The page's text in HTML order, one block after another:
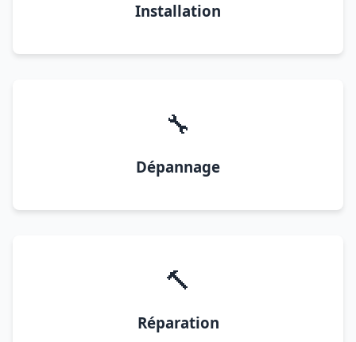
Installation
🔧
Dépannage
🔨
Réparation